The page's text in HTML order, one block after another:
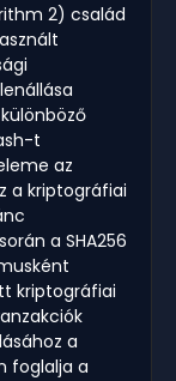
2) család
t
az
a kriptográfiai
a SHA256
kriptográfiai
a
foglalja a